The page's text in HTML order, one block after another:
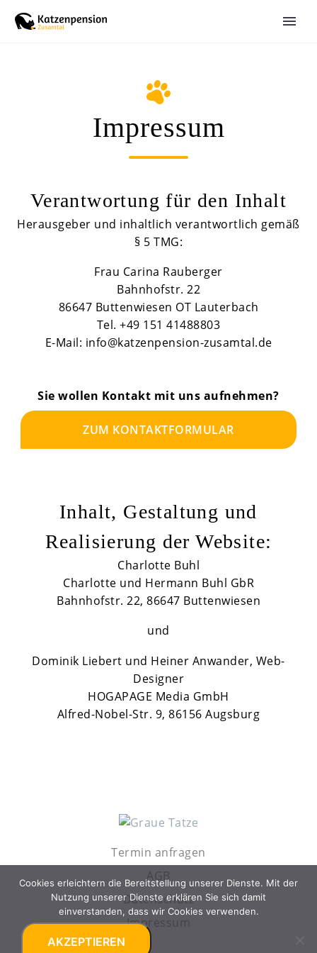
Impressum
Verantwortung für den Inhalt
Herausgeber und inhaltlich verantwortlich gemäß
§ 5 TMG:
Frau Carina Rauberger
Bahnhofstr. 22
86647 Buttenwiesen OT Lauterbach
Tel. +49 151 41488803
E-Mail: info@katzenpension-zusamtal.de
Sie wollen Kontakt mit uns aufnehmen?
ZUM KONTAKTFORMULAR
Inhalt, Gestaltung und
Realisierung der Website:
Charlotte Buhl
Charlotte und Hermann Buhl GbR
Bahnhofstr. 22, 86647 Buttenwiesen
und
Dominik Liebert und Heiner Anwander, Web-
Designer
HOGAPAGE Media GmbH
Alfred-Nobel-Str. 9, 86156 Augsburg
Termin anfragen
AGB
Datenschutz
Impressum
Cookies erleichtern die Bereitstellung unserer Dienste. Mit der
Nutzung unserer Dienste erklären Sie sich damit
einverstanden, dass wir Cookies verwenden.
AKZEPTIEREN